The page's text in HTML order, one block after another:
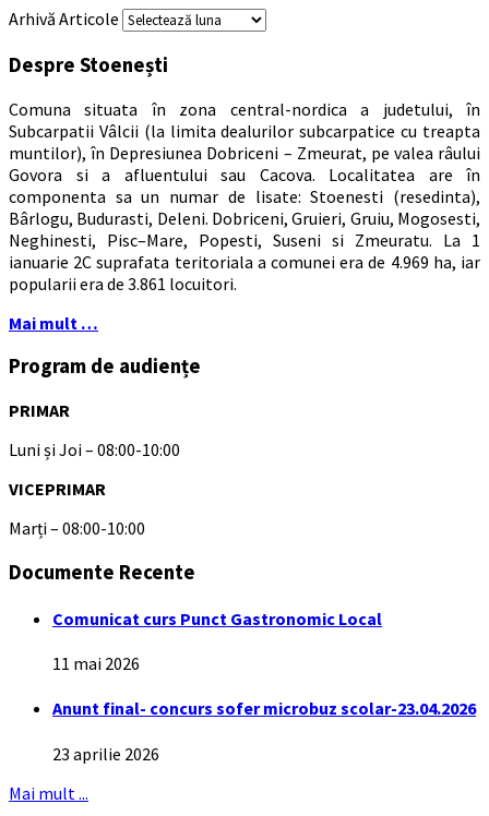
Arhivă Articole
Despre Stoenești
Comuna situata în zona central-nordica a judetului, în
Subcarpatii Vâlcii (la limita dealurilor subcarpatice cu treapta
muntilor), în Depresiunea Dobriceni – Zmeurat, pe valea râului
Govora si a afluentului sau Cacova. Localitatea are în
componenta sa un numar de lisate: Stoenesti (resedinta),
Bârlogu, Budurasti, Deleni. Dobriceni, Gruieri, Gruiu, Mogosesti,
Neghinesti, Pisc–Mare, Popesti, Suseni si Zmeuratu. La 1
ianuarie 2C suprafata teritoriala a comunei era de 4.969 ha, iar
popularii era de 3.861 locuitori.
Mai mult …
Program de audiențe
PRIMAR
Luni și Joi – 08:00-10:00
VICEPRIMAR
Marți – 08:00-10:00
Documente Recente
Comunicat curs Punct Gastronomic Local
11 mai 2026
Anunt final- concurs sofer microbuz scolar-23.04.2026
23 aprilie 2026
Mai mult ...